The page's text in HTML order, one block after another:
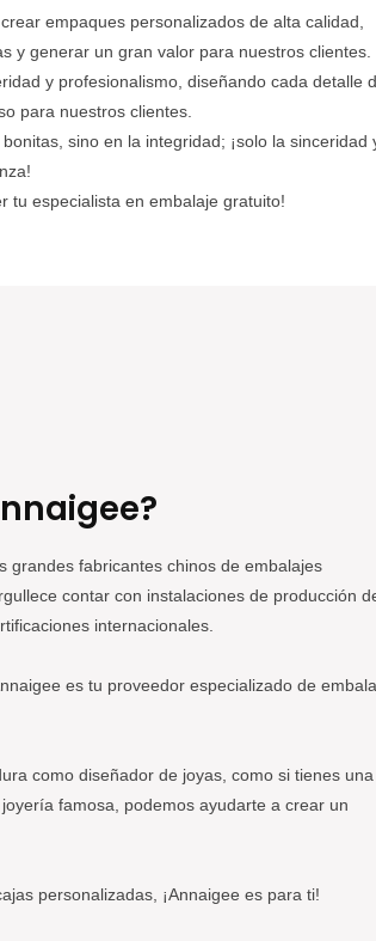
empaques personalizados de alta calidad,
y generar un gran valor para nuestros clientes.
y profesionalismo, diseñando cada detalle
para nuestros clientes.
sino en la integridad; ¡solo la sinceridad
tu especialista en embalaje gratuito!
grandes fabricantes chinos de embalajes
contar con instalaciones de producción
internacionales.
es tu proveedor especializado de
como diseñador de joyas, como si tienes una
famosa, podemos ayudarte a crear un
personalizadas, ¡Annaigee es para ti!